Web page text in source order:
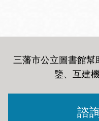
三藩市公立圖書館幫
鑒、互建
諮